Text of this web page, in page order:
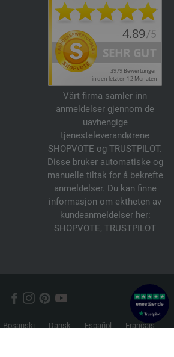
Vårt firma samler inn
anmeldelser gjennom de
uavhengige
tjenesteleverandørene
SHOPVOTE og TRUSTPILOT.
Disse bruker automatiske og
manuelle tiltak for å bekrefte
anmeldelser. Du kan finne
informasjon om ektheten av
kundeanmeldelser her:
SHOPVOTE, TRUSTPILOT
Bosanski Dansk Español
Français